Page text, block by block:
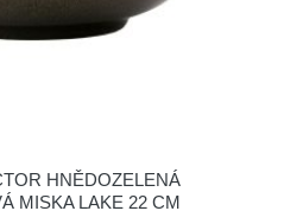
HNĚDOZELENÁ
MISKA LAKE 22 CM